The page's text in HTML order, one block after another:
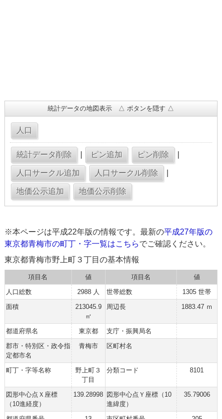
統計データの地図表示 △ ボタンを隠す △
※本ページは平成22年版の情報です。最新の平成27年版の
東京都青梅市の町丁・字一覧はこちらでご確認ください。
東京都青梅市野上町３丁目の基本情報
項目名 値 項目名
値
人口総数
2988 人 世帯総数
1305 世帯
面積
213045.9
㎡
周辺長 1883.47 ｍ
都道府県名 東京都
支庁・振興局名
郡市・特別区・政令指
定都市名
青梅市 区町村名
町丁・字等名称
野上町３
丁目
分類コード 8101
図形中心点Ｘ座標
（10進経度）
139.28998 図形中心点Ｙ座標（10
進緯度）
35.79006